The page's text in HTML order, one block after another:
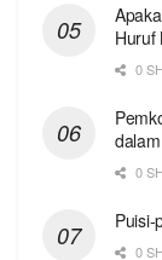
Huruf
0
0
Puisi-
0